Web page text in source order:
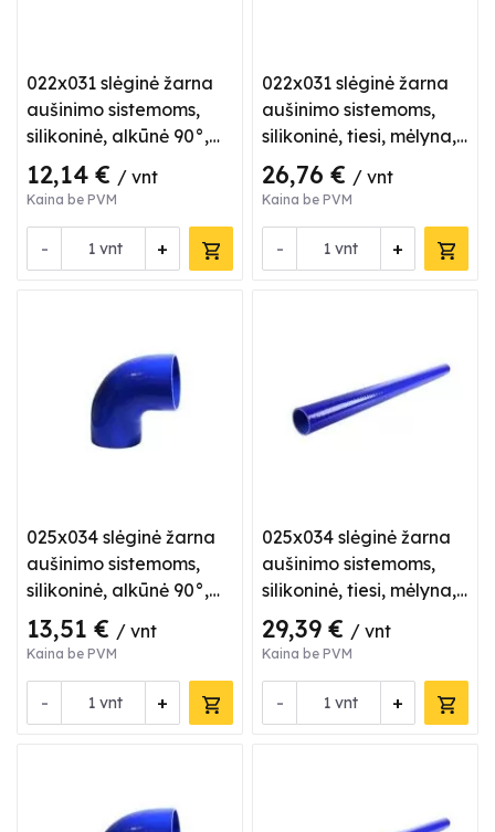
022x031 slėginė žarna
aušinimo sistemoms,
silikoninė, alkūnė 90°,
mėlyna
12,14 € / vnt
Kaina be PVM
- +
vnt
022x031 slėginė žarna
aušinimo sistemoms,
silikoninė, tiesi, mėlyna,
L 1 m
26,76 € / vnt
Kaina be PVM
- +
vnt
025x034 slėginė žarna
aušinimo sistemoms,
silikoninė, alkūnė 90°,
mėlyna
13,51 € / vnt
Kaina be PVM
- +
vnt
025x034 slėginė žarna
aušinimo sistemoms,
silikoninė, tiesi, mėlyna,
L 1 m
29,39 € / vnt
Kaina be PVM
- +
vnt